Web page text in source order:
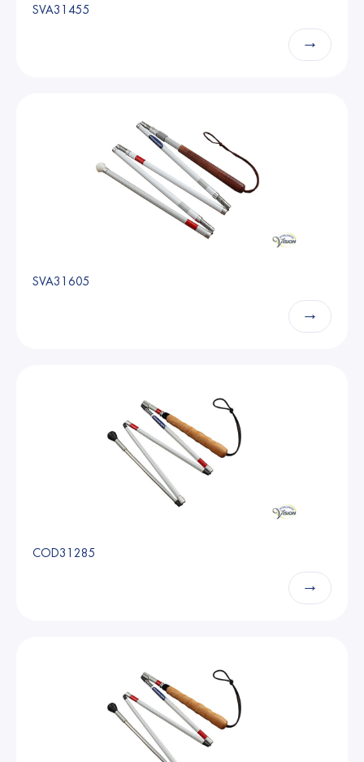
SVA31455
→
SVA31605
→
COD31285
→